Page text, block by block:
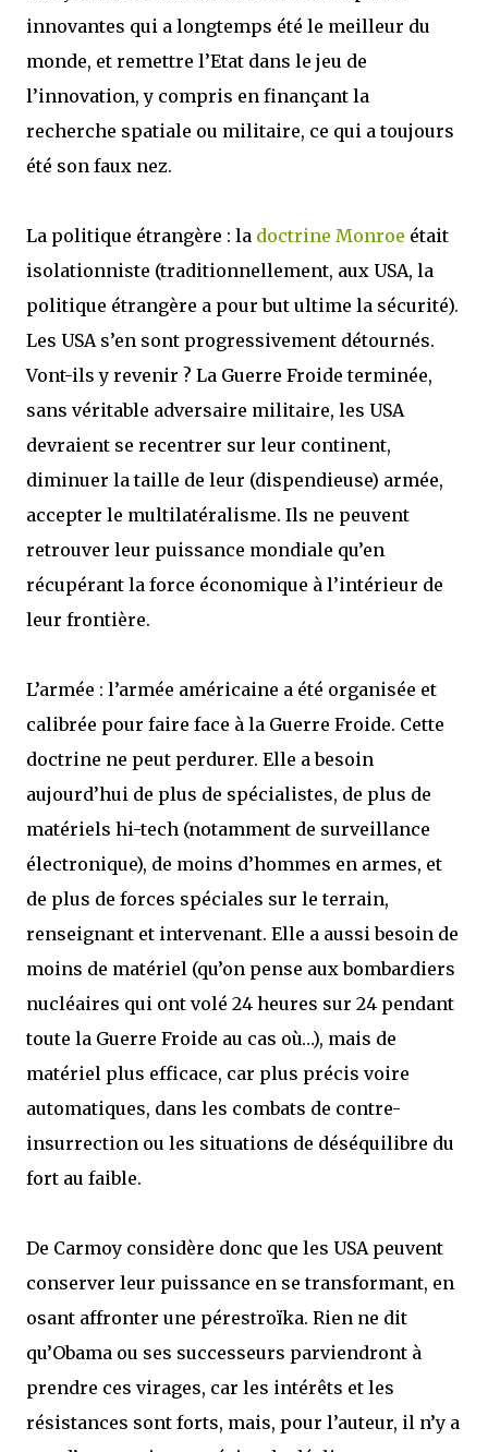
innovantes qui a longtemps été le meilleur du
monde, et remettre l’Etat dans le jeu de
l’innovation, y compris en finançant la
recherche spatiale ou militaire, ce qui a toujours
été son faux nez.
La politique étrangère : la doctrine Monroe était
isolationniste (traditionnellement, aux USA, la
politique étrangère a pour but ultime la sécurité).
Les USA s’en sont progressivement détournés.
Vont-ils y revenir ? La Guerre Froide terminée,
sans véritable adversaire militaire, les USA
devraient se recentrer sur leur continent,
diminuer la taille de leur (dispendieuse) armée,
accepter le multilatéralisme. Ils ne peuvent
retrouver leur puissance mondiale qu’en
récupérant la force économique à l’intérieur de
leur frontière.
L’armée : l’armée américaine a été organisée et
calibrée pour faire face à la Guerre Froide. Cette
doctrine ne peut perdurer. Elle a besoin
aujourd’hui de plus de spécialistes, de plus de
matériels hi-tech (notamment de surveillance
électronique), de moins d’hommes en armes, et
de plus de forces spéciales sur le terrain,
renseignant et intervenant. Elle a aussi besoin de
moins de matériel (qu’on pense aux bombardiers
nucléaires qui ont volé 24 heures sur 24 pendant
toute la Guerre Froide au cas où…), mais de
matériel plus efficace, car plus précis voire
automatiques, dans les combats de contre-
insurrection ou les situations de déséquilibre du
fort au faible.
De Carmoy considère donc que les USA peuvent
conserver leur puissance en se transformant, en
osant affronter une pérestroïka. Rien ne dit
qu’Obama ou ses successeurs parviendront à
prendre ces virages, car les intérêts et les
résistances sont forts, mais, pour l’auteur, il n’y a